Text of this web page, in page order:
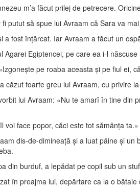
m’a făcut prilej de petrecere.
putut să spue lui Avraam că Sara va
a fost înţărcat. Iar Avraam a făcut un
Agarei Egiptencei, pe care ea i-l
pe roaba aceasta şi pe fiul ei,
căzut foarte greu lui Avraam, cu privire
lui Avraam: «Nu te amarî în tine din
voi face popor, căci este tot sămânţa ta.»
dis-de-dimineaţă şi a luat pâine şi
din burduf, a lepădat pe copil sub un
în preajma lui, depărtare ca la o